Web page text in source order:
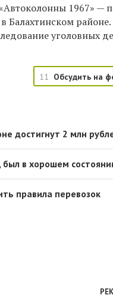
1967» —
Балахтинском
уголовных
11 Обсудить на
достигнут 2 млн
был в хорошем
правила перевозок